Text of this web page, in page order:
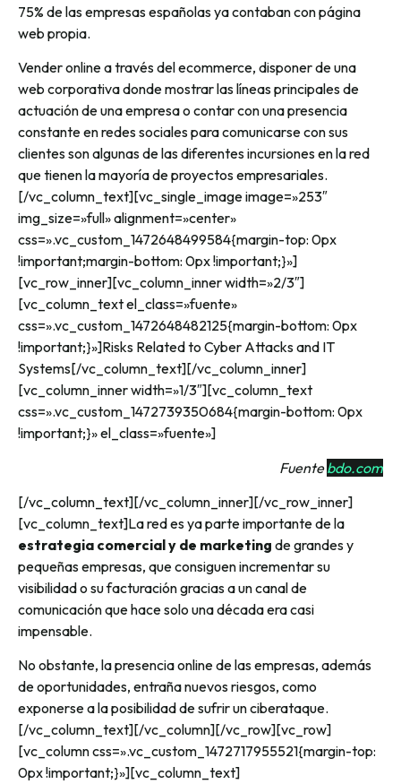
75% de las empresas españolas ya contaban con página
web propia.
Vender online a través del ecommerce, disponer de una
web corporativa donde mostrar las líneas principales de
actuación de una empresa o contar con una presencia
constante en redes sociales para comunicarse con sus
clientes son algunas de las diferentes incursiones en la red
que tienen la mayoría de proyectos empresariales.
[/vc_column_text][vc_single_image image=»253″
img_size=»full» alignment=»center»
css=».vc_custom_1472648499584{margin-top: 0px
!important;margin-bottom: 0px !important;}»]
[vc_row_inner][vc_column_inner width=»2/3″]
[vc_column_text el_class=»fuente»
css=».vc_custom_1472648482125{margin-bottom: 0px
!important;}»]Risks Related to Cyber Attacks and IT
Systems[/vc_column_text][/vc_column_inner]
[vc_column_inner width=»1/3″][vc_column_text
css=».vc_custom_1472739350684{margin-bottom: 0px
!important;}» el_class=»fuente»]
Fuentebdo.com
[/vc_column_text][/vc_column_inner][/vc_row_inner]
[vc_column_text]La red es ya parte importante de la
estrategia comercial y de marketing de grandes y
pequeñas empresas, que consiguen incrementar su
visibilidad o su facturación gracias a un canal de
comunicación que hace solo una década era casi
impensable.
No obstante, la presencia online de las empresas, además
de oportunidades, entraña nuevos riesgos, como
exponerse a la posibilidad de sufrir un ciberataque.
[/vc_column_text][/vc_column][/vc_row][vc_row]
[vc_column css=».vc_custom_1472717955521{margin-top:
0px !important;}»][vc_column_text]